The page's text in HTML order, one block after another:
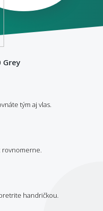
Grey
tým aj vlas.
rovnomerne.
handričkou.